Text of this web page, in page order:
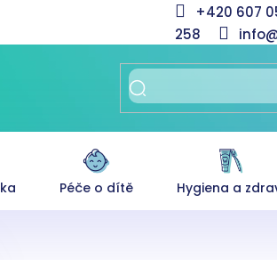
+420 607
258
Péče o dítě Hygiena a